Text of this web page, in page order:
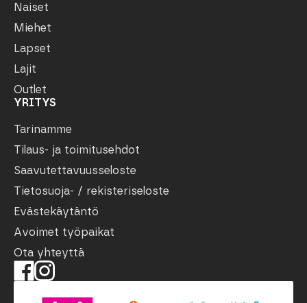
Naiset
Miehet
Lapset
Lajit
Outlet
YRITYS
Tarinamme
Tilaus- ja toimitusehdot
Saavutettavuusseloste
Tietosuoja- / rekisteriseloste
Evästekäytäntö
Avoimet työpaikat
Ota yhteyttä